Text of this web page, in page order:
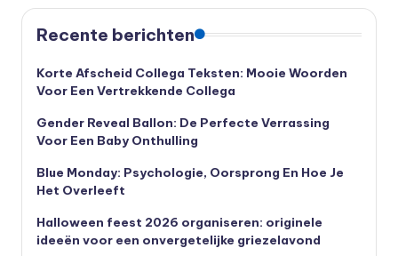
Recente berichten
Korte Afscheid Collega Teksten: Mooie Woorden
Voor Een Vertrekkende Collega
Gender Reveal Ballon: De Perfecte Verrassing
Voor Een Baby Onthulling
Blue Monday: Psychologie, Oorsprong En Hoe Je
Het Overleeft
Halloween feest 2026 organiseren: originele
ideeën voor een onvergetelijke griezelavond